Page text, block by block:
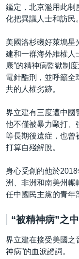
鑑定，北京濫用此制
化把異議人士和訪民。
美國洛杉磯好萊塢星
建和一群海外維權人
康”的精神病監獄制
電針酷刑，並呼籲全
共的人權劣跡。
界立建有三度遭中國
他不僅被暴力毆打、
等長期後遺症，也曾
打算自殘解脫。
身心受創的他於
洲、非洲和南美州輾
任中國民主黨的青年
“被精神病”之
界立建在接受美國之
神病”的血淚證詞。